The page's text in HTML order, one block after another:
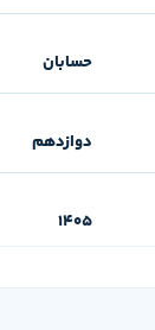
حسابان
دوازدهم
1405